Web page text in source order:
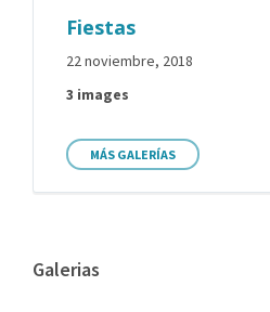
Fiestas
22 noviembre, 2018
3 images
MÁS GALERÍAS
Galerias